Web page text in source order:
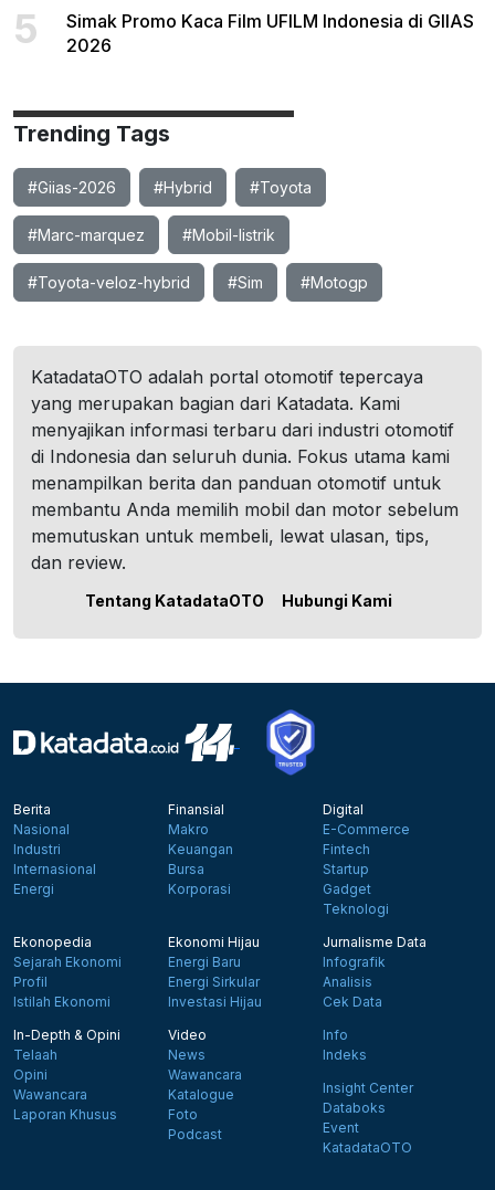
5
Simak Promo Kaca Film UFILM Indonesia di GIIAS
2026
Trending Tags
#Giias-2026 #Hybrid #Toyota
#Marc-marquez #Mobil-listrik
#Toyota-veloz-hybrid #Sim #Motogp
KatadataOTO adalah portal otomotif tepercaya
yang merupakan bagian dari Katadata. Kami
menyajikan informasi terbaru dari industri otomotif
di Indonesia dan seluruh dunia. Fokus utama kami
menampilkan berita dan panduan otomotif untuk
membantu Anda memilih mobil dan motor sebelum
memutuskan untuk membeli, lewat ulasan, tips,
dan review.
Tentang KatadataOTO Hubungi Kami
Berita
Nasional
Industri
Internasional
Energi
Finansial
Makro
Keuangan
Bursa
Korporasi
Digital
E-Commerce
Fintech
Startup
Gadget
Teknologi
Ekonopedia
Sejarah Ekonomi
Profil
Istilah Ekonomi
Ekonomi Hijau
Energi Baru
Energi Sirkular
Investasi Hijau
Jurnalisme Data
Infografik
Analisis
Cek Data
In-Depth & Opini
Telaah
Opini
Wawancara
Laporan Khusus
Video
News
Wawancara
Katalogue
Foto
Podcast
Info
Indeks
Insight Center
Databoks
Event
KatadataOTO